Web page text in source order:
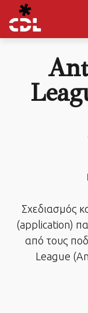
Σχεδιασμός
(application)
από τους
League